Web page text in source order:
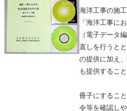
海洋工事の施
「海洋工事に
（電子データ
直しを行うと
の提供に加え
も提供するこ
冊子にするこ
令等を確認し